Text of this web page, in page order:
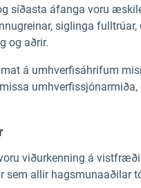
síðasta áfanga voru
siglinga
og aðrir.
á umhverfisáhrifum
viðurkenning á
sem allir hagsmunaaðilar